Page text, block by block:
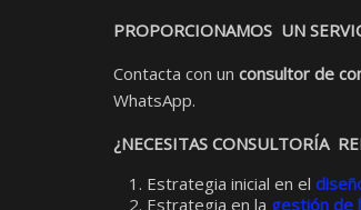
PROPORCIONAMOS UN
Contacta con un consultor de
WhatsApp.
¿NECESITAS CONSULTORÍA
Estrategia inicial en el
Estrategia en la gestión de